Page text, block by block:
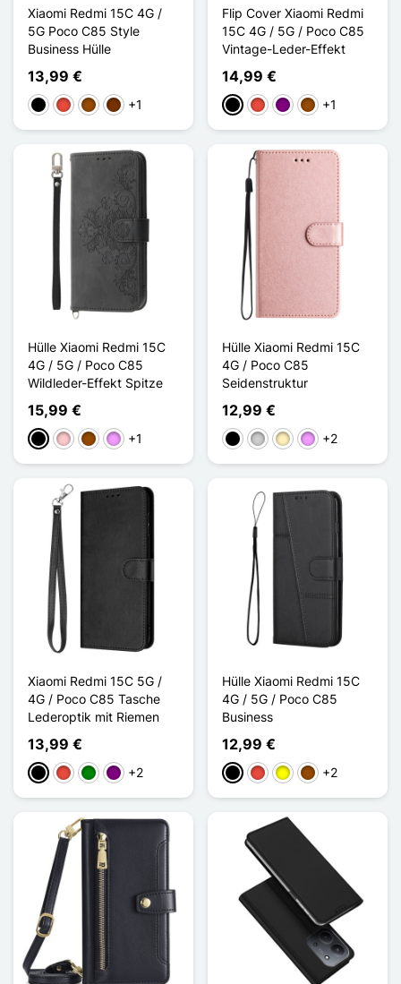
Xiaomi Redmi 15C 4G /
5G Poco C85 Style
Business Hülle
13,99 €
Schwarz
Rot BraunKaffee
+1
Flip Cover Xiaomi Redmi
15C 4G / 5G / Poco C85
Vintage-Leder-Effekt
14,99 €
Schwarz
Rot ViolettBraun
+1
Hülle Xiaomi Redmi 15C
4G / 5G / Poco C85
Wildleder-Effekt Spitze
15,99 €
Schwarz
PinkBraunHellviolett
+1
Hülle Xiaomi Redmi 15C
4G / Poco C85
Seidenstruktur
12,99 €
Schwarz
SilberGoldenHellviolett
+2
Xiaomi Redmi 15C 5G /
4G / Poco C85 Tasche
Lederoptik mit Riemen
13,99 €
Schwarz
Rot GrünViolett
+2
Hülle Xiaomi Redmi 15C
4G / 5G / Poco C85
Business
12,99 €
Schwarz
Rot GelbBraun
+2